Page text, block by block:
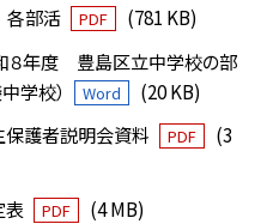
部活 PDF
(781 KB)
８年度 豊島区立中学校の部
学校）
Word
(20 KB)
護者説明会資料
PDF
(3
表
PDF
(4 MB)